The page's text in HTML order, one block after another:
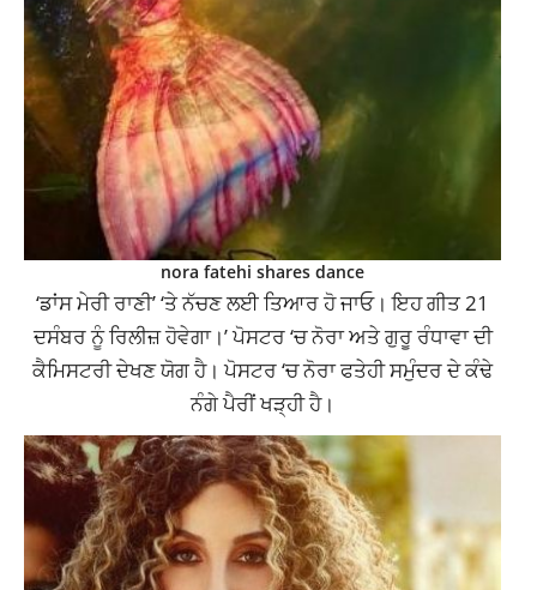
nora fatehi shares dance
‘ਡਾਂਸ ਮੇਰੀ ਰਾਣੀ’ ‘ਤੇ ਨੱਚਣ ਲਈ ਤਿਆਰ ਹੋ ਜਾਓ। ਇਹ ਗੀਤ 21
ਦਸੰਬਰ ਨੂੰ ਰਿਲੀਜ਼ ਹੋਵੇਗਾ।’ ਪੋਸਟਰ ‘ਚ ਨੋਰਾ ਅਤੇ ਗੁਰੂ ਰੰਧਾਵਾ ਦੀ
ਕੈਮਿਸਟਰੀ ਦੇਖਣ ਯੋਗ ਹੈ। ਪੋਸਟਰ ‘ਚ ਨੋਰਾ ਫਤੇਹੀ ਸਮੁੰਦਰ ਦੇ ਕੰਢੇ
ਨੰਗੇ ਪੈਰੀਂ ਖੜ੍ਹੀ ਹੈ।